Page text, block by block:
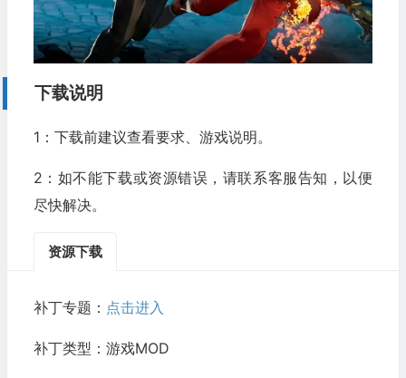
下载说明
1：下载前建议查看要求、游戏说明。
2：如不能下载或资源错误，请联系客服告知，以便
尽快解决。
资源下载
补丁专题： 点击进入
补丁类型：游戏MOD